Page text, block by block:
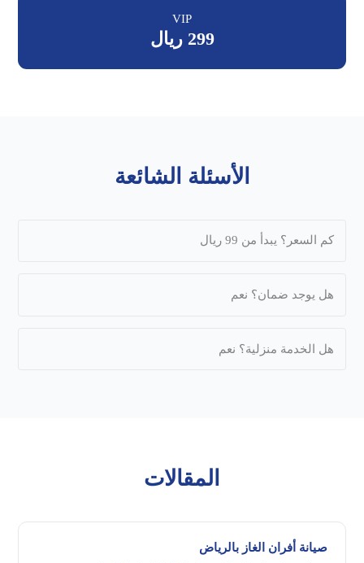
VIP
299 ريال
الأسئلة الشائعة
كم السعر؟ يبدأ من 99 ريال
هل يوجد ضمان؟ نعم
هل الخدمة منزلية؟ نعم
المقالات
صيانة أفران الغاز بالرياض